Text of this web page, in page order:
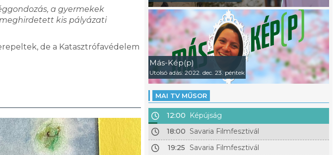
a gyermekek
kis pályázati
de a Katasztrófavédelem
Más-Kép(p)
Utolsó adás: 2022. dec. 23. péntek
MAI TV MŰSOR
12:00
Képújság
18:00 Savaria Filmfesztivál
19:25 Savaria Filmfesztivál